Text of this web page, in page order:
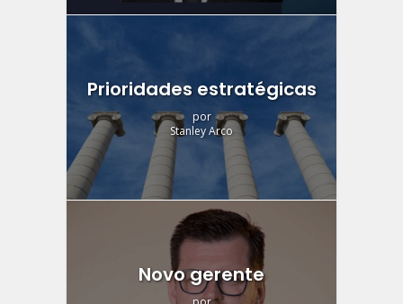
Prioridades estratégicas
por
Stanley Arco
Novo gerente